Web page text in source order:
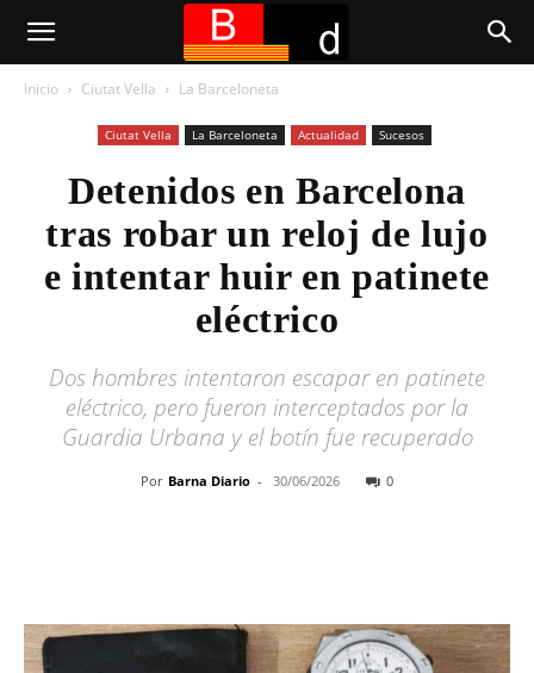
Inicio Ciutat Vella La Barceloneta
Ciutat Vella La Barceloneta Actualidad Sucesos
Detenidos en Barcelona
tras robar un reloj de lujo
e intentar huir en patinete
eléctrico
Dos hombres intentaron escapar en patinete
eléctrico, pero fueron interceptados por la
Guardia Urbana y el botín fue recuperado
Por Barna Diario - 30/06/2026 0